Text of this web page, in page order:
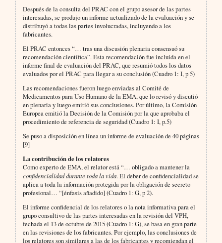
Después de la consulta del PRAC con el grupo asesor de las partes
interesadas, se produjo un informe actualizado de la evaluación y se
distribuyó a todas las partes involucradas, incluyendo a los
fabricantes.
El PRAC entonces “… tras una discusión plenaria consensuó su
recomendación científica”. Esta recomendación fue incluida en el
informe final de evaluación del PRAC, que resumió todos los datos
evaluados por el PRAC para llegar a su conclusión (Cuadro 1: I, p 5)
Las recomendaciones fueron luego enviadas al Comité de
Medicamentos para Uso Humano de la EMA, que lo revisó y discutió
en plenaria y luego emitió sus conclusiones. Por último, la Comisión
Europea emitió la Decisión de la Comisión por la que aprobaba el
procedimiento de referencia de seguridad (Cuadro 1: I, p.5)
Se puso a disposición en línea un informe de evaluación de 40 páginas
[9]
La contribución de los relatores
Como experto de EMA, el relator está “… obligado a mantener la
confidencialidad durante toda la vida. El deber de confidencialidad se
aplica a toda la información protegida por la obligación de secreto
profesional… “[énfasis añadido] (Cuadro 1: G, p 2).
El informe confidencial de los relatores o la nota informativa para el
grupo consultivo de las partes interesadas en la revisión del VPH,
fechada el 13 de octubre de 2015 (Cuadro 1: G), se basa en gran parte
en las revisiones de los fabricantes. Por ejemplo, las conclusiones de
los relatores son similares a las de los fabricantes y recomiendan el